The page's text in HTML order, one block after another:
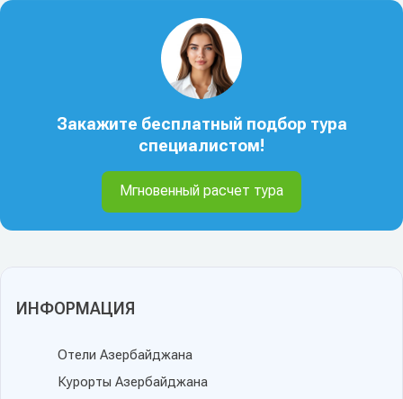
ИНФОРМАЦИЯ
Отели Азербайджана
Курорты Азербайджана
Закажите бесплатный подбор тура
специалистом!
Мгновенный расчет тура